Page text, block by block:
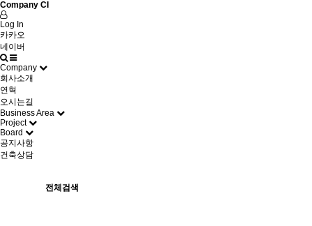
Company CI
Log In
카카오
네이버
Company
회사소개
연혁
오시는길
Business Area
Project
Board
공지사항
건축상담
전체검색